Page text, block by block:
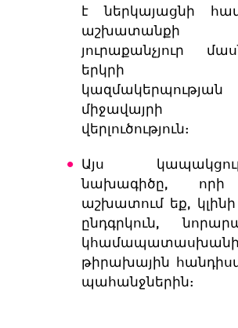
է ներկայացնի
յուրաքանչյուր
երկրի
կազմակերպության
միջավայրի
վերլուծություն:
Այս
նախագիծը,
աշխատում եք,
ընդգրկուն,
թիրախային
պահանջներին: